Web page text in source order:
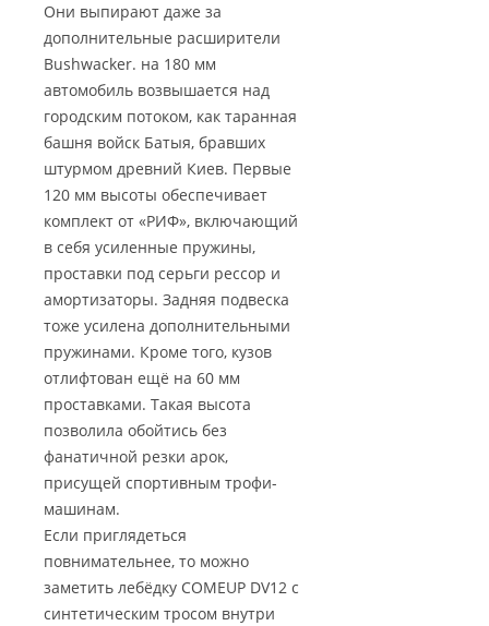
Они выпирают даже за
дополнительные расширители
Bushwacker. на 180 мм
автомобиль возвышается над
городским потоком, как таранная
башня войск Батыя, бравших
штурмом древний Киев. Первые
120 мм высоты обеспечивает
комплект от «РИФ», включающий
в себя усиленные пружины,
проставки под серьги рессор и
амортизаторы. Задняя подвеска
тоже усилена дополнительными
пружинами. Кроме того, кузов
отлифтован ещё на 60 мм
проставками. Такая высота
позволила обойтись без
фанатичной резки арок,
присущей спортивным трофи-
машинам.
Если приглядеться
повнимательнее, то можно
заметить лебёдку COMEUP DV12 с
синтетическим тросом внутри